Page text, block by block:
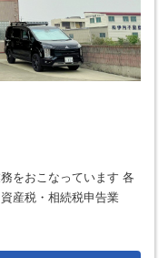
をおこなっています 各
産税・相続税申告業